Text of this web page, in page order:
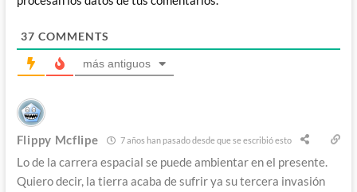
37 COMMENTS
más antiguos
Flippy Mcflipe 7 años han pasado desde que se escribió esto
Lo de la carrera espacial se puede ambientar en el presente.
Quiero decir, la tierra acaba de sufrir ya su tercera invasión